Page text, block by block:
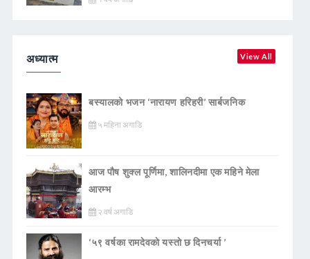
अध्यात्म View All
बस्यालको भजन ‘नारायण हरिहरी’ सार्बजनिक
५ महिना अगाडि
आज पौष शुक्ल पूर्णिमा, शालिनदीमा एक महिने मेला
आरम्भ
२ वर्ष अगाडि
‘५९ वर्षका रामदेवकाे यस्ताे छ दिनचर्या ’